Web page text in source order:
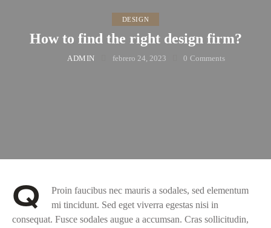
DESIGN
How to find the right design firm?
ADMIN febrero 24, 2023 0 Comments
Q
Proin faucibus nec mauris a sodales, sed elementum
mi tincidunt. Sed eget viverra egestas nisi in
consequat. Fusce sodales augue a accumsan. Cras sollicitudin,